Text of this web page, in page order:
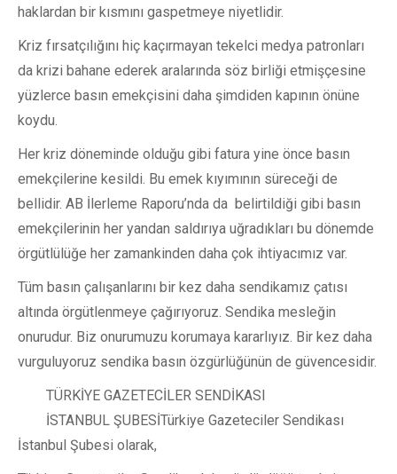
haklardan bir kısmını gaspetmeye niyetlidir.
Kriz fırsatçılığını hiç kaçırmayan tekelci medya patronları
da krizi bahane ederek aralarında söz birliği etmişçesine
yüzlerce basın emekçisini daha şimdiden kapının önüne
koydu.
Her kriz döneminde olduğu gibi fatura yine önce basın
emekçilerine kesildi. Bu emek kıyımının süreceği de
bellidir. AB İlerleme Raporu’nda da belirtildiği gibi basın
emekçilerinin her yandan saldırıya uğradıkları bu dönemde
örgütlülüğe her zamankinden daha çok ihtiyacımız var.
Tüm basın çalışanlarını bir kez daha sendikamız çatısı
altında örgütlenmeye çağırıyoruz. Sendika mesleğin
onurudur. Biz onurumuzu korumaya kararlıyız. Bir kez daha
vurguluyoruz sendika basın özgürlüğünün de güvencesidir.
TÜRKİYE GAZETECİLER SENDİKASI
İSTANBUL ŞUBESİTürkiye Gazeteciler Sendikası
İstanbul Şubesi olarak,